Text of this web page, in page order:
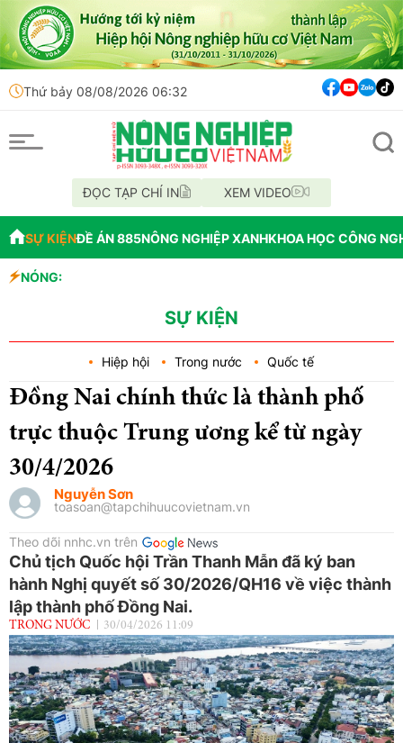
Thứ bảy 08/08/2026 06:32
ĐỌC TẠP CHÍ IN XEM VIDEO
SỰ KIỆNĐỀ ÁN 885NÔNG NGHIỆP XANHKHOA HỌC CÔNG
NÓNG:
SỰ KIỆN
Hiệp hội Trong nước Quốc tế
Đồng Nai chính thức là thành phố
trực thuộc Trung ương kể từ ngày
30/4/2026
Nguyễn Sơn
toasoan@tapchihuucovietnam.vn
Theo dõi nnhc.vn trên
Chủ tịch Quốc hội Trần Thanh Mẫn đã ký ban
hành Nghị quyết số 30/2026/QH16 về việc thành
lập thành phố Đồng Nai.
TRONG NƯỚC 30/04/2026 11:09